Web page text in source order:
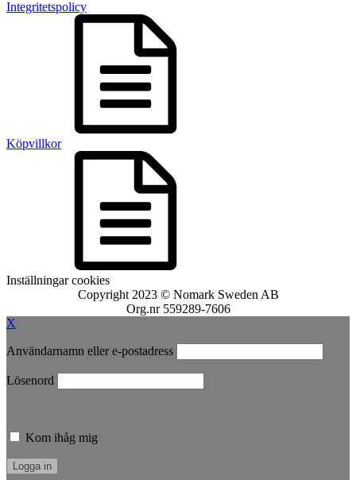
Integritetspolicy
Köpvillkor
Inställningar cookies
Copyright 2023 © Nomark Sweden AB
Org.nr 559289-7606
X
Användarnamn eller e-postadress
Lösenord
Kom ihåg mig